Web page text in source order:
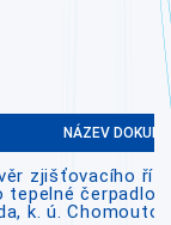
NÁZEV
zjišťovacího
tepelné čerpadlo
k. ú. Chomoutov